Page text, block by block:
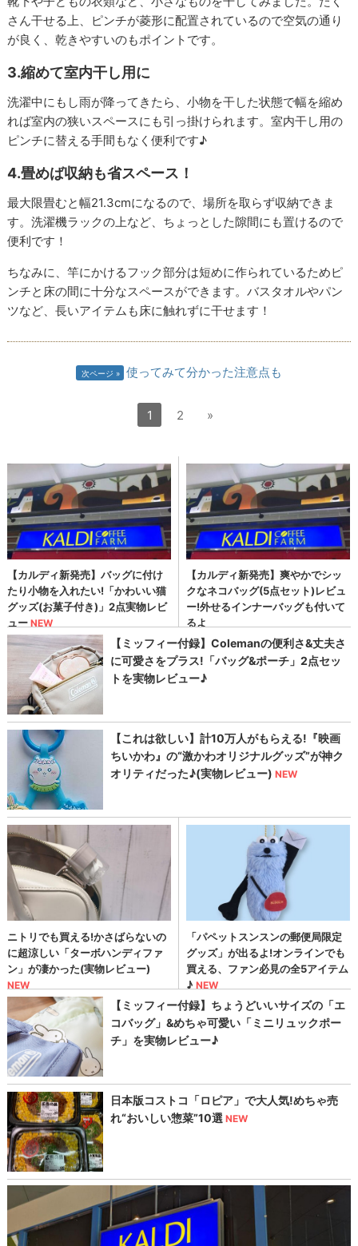
さん干せる上、ピンチが菱形に配置されているので空気の通り
が良く、乾きやすいのもポイントです。
3.縮めて室内干し用に
洗濯中にもし雨が降ってきたら、小物を干した状態で幅を縮め
れば室内の狭いスペースにも引っ掛けられます。室内干し用の
ピンチに替える手間もなく便利です♪
4.畳めば収納も省スペース！
最大限畳むと幅21.3cmになるので、場所を取らず収納できま
す。洗濯機ラックの上など、ちょっとした隙間にも置けるので
便利です！
ちなみに、竿にかけるフック部分は短めに作られているためピ
ンチと床の間に十分なスペースができます。バスタオルやパン
ツなど、長いアイテムも床に触れずに干せます！
次ページ 使ってみて分かった注意点も
1 2 »